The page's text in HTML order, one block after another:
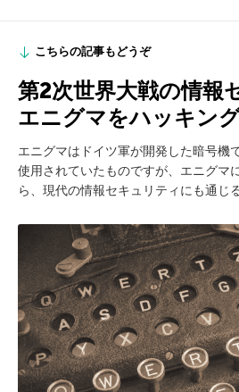
こちらの記事もどうぞ
第2次世界大戦の情報
エニグマをハッキン
エニグマはドイツ軍が開発した暗号機
使用されていたものですが、エニグマ
ら、現代の情報セキュリティにも通じ